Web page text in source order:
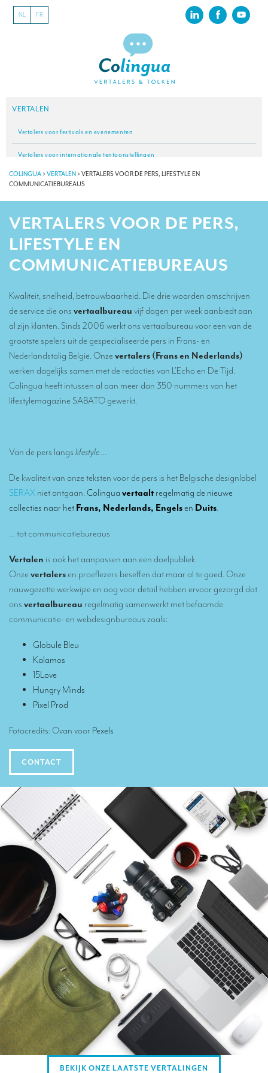
NL FR
VERTALEN
Vertalers voor festivals en evenementen
Vertalers voor internationale tentoonstellingen
Vertalers voor musea
Vertalers voor de sportsector
Vertalers voor de toeristische sector
Vertalers voor de gastronomische en wijnsector
Vertalers voor de pers, lifestyle en communicatiebureaus
Hoeveel kost een vertaling?
OVER COLINGUA
Ons vertaalbureau
Recent
MVE
Referenties
Tolken
Simultaantolken op afstand
Een meertalige videoconferentie organiseren
Simultaantolken in cabines
Mobiel simultaantolken
Simultaantolken voor kleine groepen
Verbindingstolken
Hoeveel kost een conferentietolk?
TOLKMATERIAAL
Monteerbare cabines
Tolkencabines
Tolkenkoffer
CONTACT
COLINGUA>VERTALEN>VERTALERS VOOR DE PERS, LIFESTYLE EN
COMMUNICATIEBUREAUS
VERTALERS VOOR DE PERS,
LIFESTYLE EN
COMMUNICATIEBUREAUS
Kwaliteit, snelheid, betrouwbaarheid. Die drie woorden omschrijven
de service die ons vertaalbureau vijf dagen per week aanbiedt aan
al zijn klanten. Sinds 2006 werkt ons vertaalbureau voor een van de
grootste spelers uit de gespecialiseerde pers in Frans- en
Nederlandstalig België. Onze vertalers (Frans en Nederlands)
werken dagelijks samen met de redacties van L’Echo en De Tijd.
Colingua heeft intussen al aan meer dan 350 nummers van het
lifestylemagazine SABATO gewerkt.
Van de pers langs lifestyle …
De kwaliteit van onze teksten voor de pers is het Belgische designlabel
SERAX niet ontgaan. Colingua vertaalt regelmatig de nieuwe
collecties naar het Frans, Nederlands, Engelsen Duits.
… tot communicatiebureaus
Vertalen is ook het aanpassen aan een doelpubliek.
Onze vertalersen proeflezers beseffen dat maar al te goed. Onze
nauwgezette werkwijze en oog voor detail hebben ervoor gezorgd dat
ons vertaalbureau regelmatig samenwerkt met befaamde
communicatie- en webdesignbureaus zoals:
Globule Bleu
Kalamos
15Love
Hungry Minds
Pixel Prod
Fotocredits: Ovan voor Pexels
CONTACT
BEKIJK ONZE LAATSTE VERTALINGEN